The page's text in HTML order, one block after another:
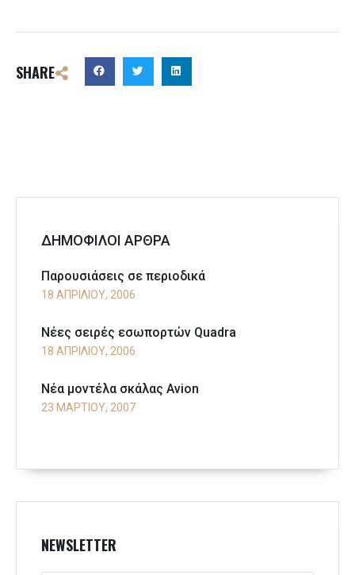
SHARE
ΔΗΜΟΦΙΛΟΙ ΑΡΘΡΑ
Παρουσιάσεις σε περιοδικά
18 ΑΠΡΙΛΊΟΥ, 2006
Νέες σειρές εσωπορτών Quadra
18 ΑΠΡΙΛΊΟΥ, 2006
Νέα μοντέλα σκάλας Avion
23 ΜΑΡΤΊΟΥ, 2007
NEWSLETTER